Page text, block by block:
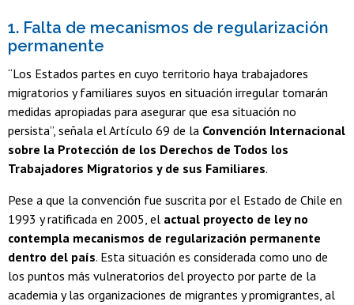
1. Falta de mecanismos de regularización
permanente
“Los Estados partes en cuyo territorio haya trabajadores
migratorios y familiares suyos en situación irregular tomarán
medidas apropiadas para asegurar que esa situación no
persista”, señala el Artículo 69 de la Convención Internacional
sobre la Protección de los Derechos de Todos los
Trabajadores Migratorios y de sus Familiares.
Pese a que la convención fue suscrita por el Estado de Chile en
1993 y ratificada en 2005, el actual proyecto de ley no
contempla mecanismos de regularización permanente
dentro del país. Esta situación es considerada como uno de
los puntos más vulneratorios del proyecto por parte de la
academia y las organizaciones de migrantes y promigrantes, al